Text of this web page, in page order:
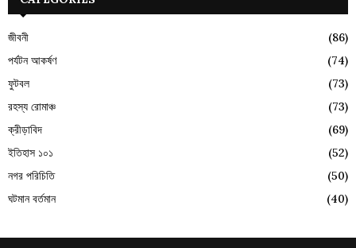
জীবনী
(86)
পর্যটন আকর্ষণ
(74)
ফুটবল
(73)
রহস্য রোমাঞ্চ
(73)
ক্রীড়াবিদ
(69)
ইতিহাস ১০১
(52)
নগর পরিচিতি
(50)
ঘটমান বর্তমান
(40)